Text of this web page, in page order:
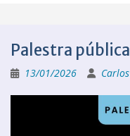
Palestra pública
13/01/2026 Carlos